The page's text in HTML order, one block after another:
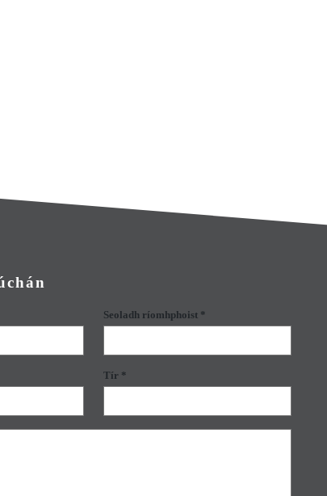
Seoladh ríomhphoist *
Tír *